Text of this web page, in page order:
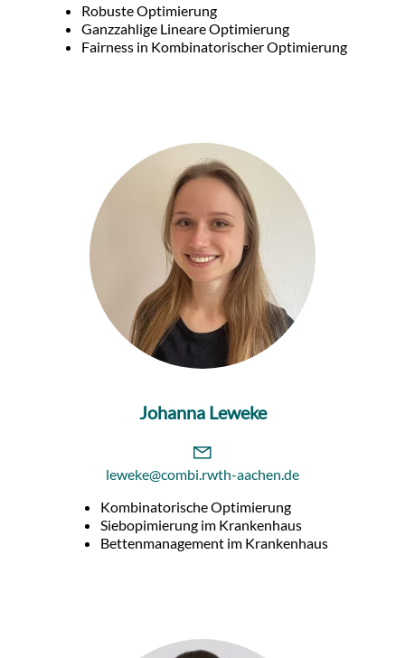
Robuste Optimierung
Ganzzahlige Lineare Optimierung
Fairness in Kombinatorischer Optimierung
Johanna Leweke
leweke@combi.rwth-aachen.de
Kombinatorische Optimierung
Siebopimierung im Krankenhaus
Bettenmanagement im Krankenhaus